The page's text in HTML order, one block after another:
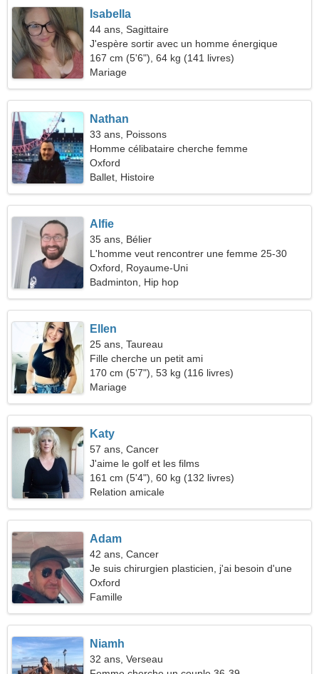
Isabella
44 ans, Sagittaire
J'espère sortir avec un homme énergique
167 cm (5'6"), 64 kg (141 livres)
Mariage
Nathan
33 ans, Poissons
Homme célibataire cherche femme
Oxford
Ballet, Histoire
Alfie
35 ans, Bélier
L'homme veut rencontrer une femme 25-30
Oxford, Royaume-Uni
Badminton, Hip hop
Ellen
25 ans, Taureau
Fille cherche un petit ami
170 cm (5'7"), 53 kg (116 livres)
Mariage
Katy
57 ans, Cancer
J'aime le golf et les films
161 cm (5'4"), 60 kg (132 livres)
Relation amicale
Adam
42 ans, Cancer
Je suis chirurgien plasticien, j'ai besoin d'une
belle femme
Oxford
Famille
Niamh
32 ans, Verseau